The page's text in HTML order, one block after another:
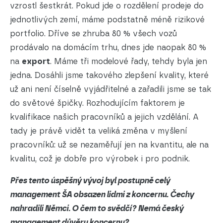
vzrostl šestkrát. Pokud jde o rozdělení prodeje do
jednotlivých zemí, máme podstatně méně rizikové
portfolio. Dříve se zhruba 80 % všech vozů
prodávalo na domácím trhu, dnes jde naopak 80 %
na export. Máme tři modelové řady, tehdy byla jen
jedna. Dosáhli jsme takového zlepšení kvality, které
už ani není číselně vyjádřitelné a zařadili jsme se tak
do světové špičky. Rozhodujícím faktorem je
kvalifikace našich pracovníků a jejich vzdělání. A
tady je právě vidět ta veliká změna v myšlení
pracovníků: už se nezaměřují jen na kvantitu, ale na
kvalitu, což je dobře pro výrobek i pro podnik.
Přes tento úspěšný vývoj byl postupně celý
management ŠA obsazen lidmi z koncernu. Čechy
nahradili Němci. O čem to svědčí? Nemá český